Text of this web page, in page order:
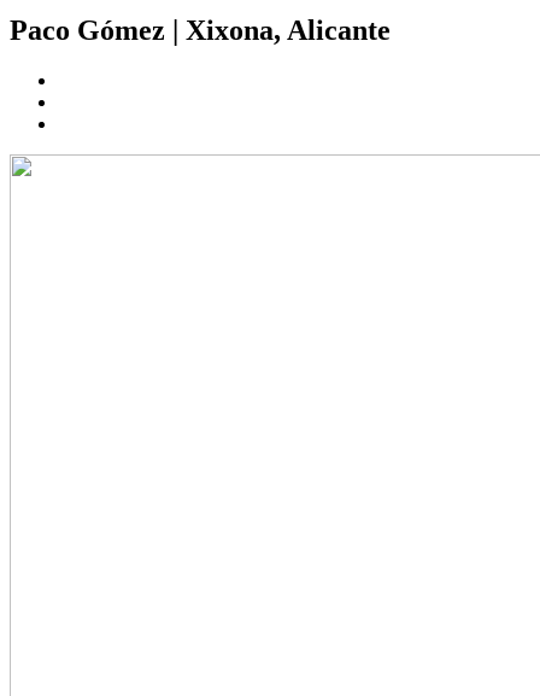
Paco Gómez | Xixona, Alicante